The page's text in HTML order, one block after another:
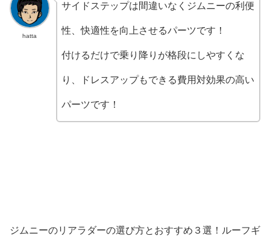
hatta
サイドステップは間違いなくジムニーの利便
性、快適性を向上させるパーツです！
付けるだけで乗り降りが格段にしやすくな
り、ドレスアップもできる費用対効果の高い
パーツです！
ジムニーのリアラダーの選び方とおすすめ３選！ルーフギ